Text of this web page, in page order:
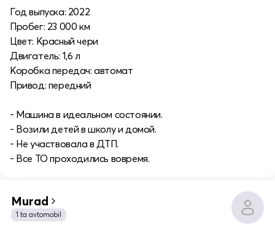
Год выпуска: 2022
Пробег: 23 000 км
Цвет: Красный чери
Двигатель: 1,6 л
Коробка передач: автомат
Привод: передний
- Машина в идеальном состоянии.
- Возили детей в школу и домой.
- Не участвовала в ДТП.
- Все ТО проходились вовремя.
Murad
1 ta avtomobil